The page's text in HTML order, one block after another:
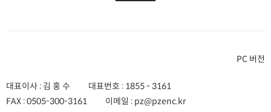
PC 버전
대표이사 : 김 홍 수 대표번호 : 1855 - 3161
FAX :0505-300-3161 이메일 : pz@pzenc.kr